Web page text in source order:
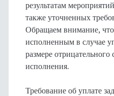
результатам
также уточненных
Обращаем внимание, что
исполненным в случае
размере отрицательного
исполнения.
Требование об уплате